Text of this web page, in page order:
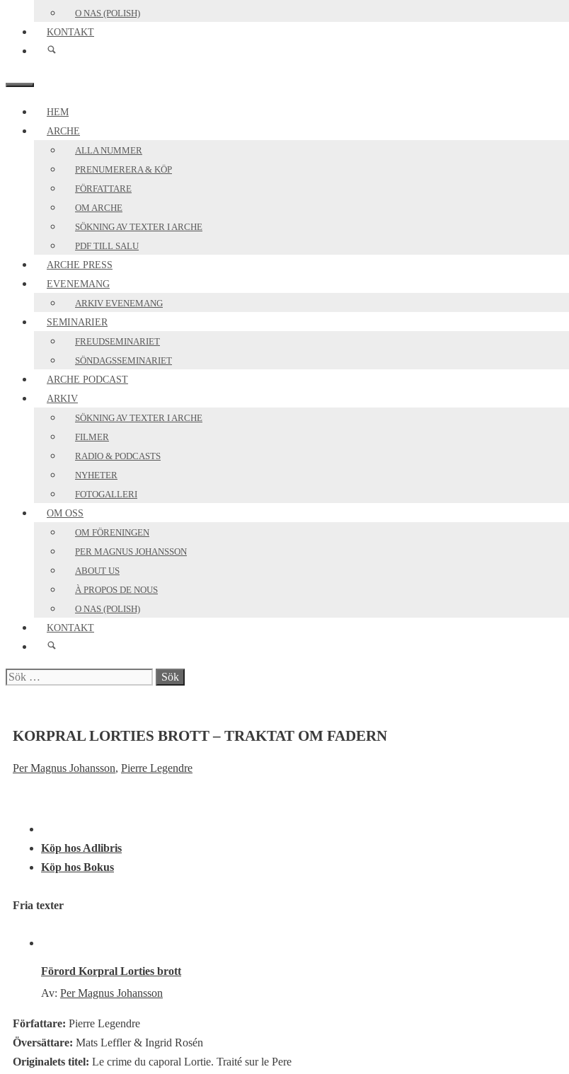
O NAS (POLISH)
KONTAKT
MENY
HEM
ARCHE
ALLA NUMMER
PRENUMERERA & KÖP
FÖRFATTARE
OM ARCHE
SÖKNING AV TEXTER I ARCHE
PDF TILL SALU
ARCHE PRESS
EVENEMANG
ARKIV EVENEMANG
SEMINARIER
FREUDSEMINARIET
SÖNDAGSSEMINARIET
ARCHE PODCAST
ARKIV
SÖKNING AV TEXTER I ARCHE
FILMER
RADIO & PODCASTS
NYHETER
FOTOGALLERI
OM OSS
OM FÖRENINGEN
PER MAGNUS JOHANSSON
ABOUT US
À PROPOS DE NOUS
O NAS (POLISH)
KONTAKT
Sök
KORPRAL LORTIES BROTT – TRAKTAT OM FADERN
Per Magnus Johansson, Pierre Legendre
Köp hos Adlibris
Köp hos Bokus
Fria texter
Förord Korpral Lorties brott
Av: Per Magnus Johansson
Författare: Pierre Legendre
Översättare: Mats Leffler & Ingrid Rosén
Originalets titel: Le crime du caporal Lortie. Traité sur le Pere